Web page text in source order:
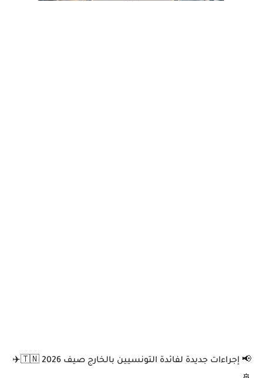
📢 إجراءات جديدة لفائدة التونسيين بالخارج صيف 2026 🇹🇳✈️